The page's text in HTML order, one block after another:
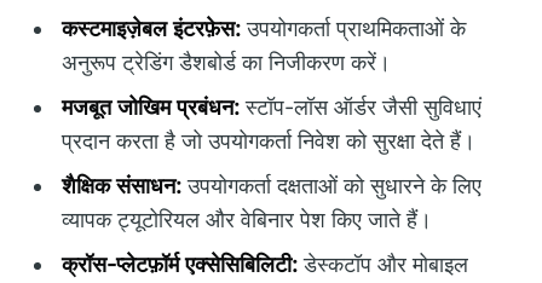
कस्टमाइज़ेबल इंटरफ़ेस:उपयोगकर्ता प्राथमिकताओं के
अनुरूप ट्रेडिंग डैशबोर्ड का निजीकरण करें।
मजबूत जोखिम प्रबंधन:स्टॉप-लॉस ऑर्डर जैसी सुविधाएं
प्रदान करता है जो उपयोगकर्ता निवेश को सुरक्षा देते हैं।
शैक्षिक संसाधन:उपयोगकर्ता दक्षताओं को सुधारने के लिए
व्यापक ट्यूटोरियल और वेबिनार पेश किए जाते हैं।
क्रॉस-प्लेटफ़ॉर्म एक्सेसिबिलिटी:डेस्कटॉप और मोबाइल